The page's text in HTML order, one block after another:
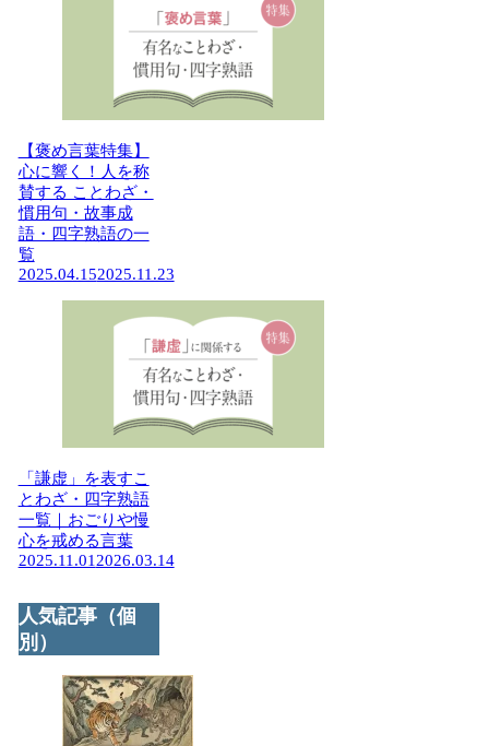
【褒め言葉特集】
心に響く！人を称
賛する ことわざ・
慣用句・故事成
語・四字熟語の一
覧
2025.04.152025.11.23
「謙虚」を表すこ
とわざ・四字熟語
一覧｜おごりや慢
心を戒める言葉
2025.11.012026.03.14
人気記事（個
別）